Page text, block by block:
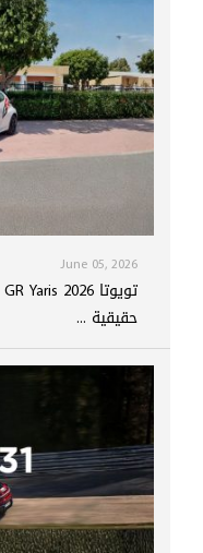
June 05, 2026
حقيقية ...